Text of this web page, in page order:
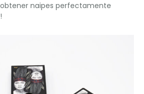
naipes perfectamente